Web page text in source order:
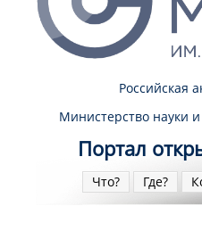
Российская
Министерство науки
Портал
Что? Где?